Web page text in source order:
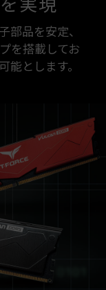
実現
部品を安定、
を搭載してお
能とします。